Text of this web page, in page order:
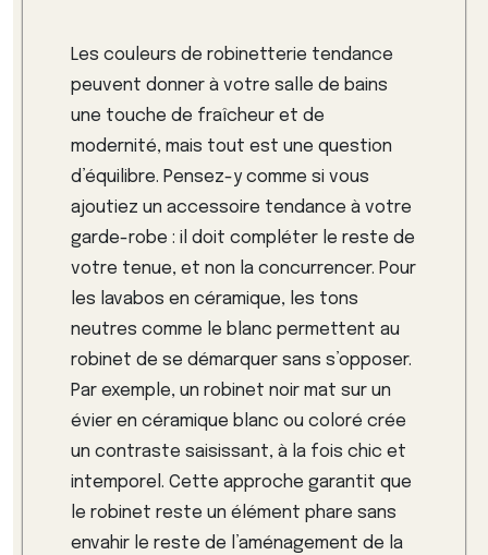
Les couleurs de robinetterie tendance
peuvent donner à votre salle de bains
une touche de fraîcheur et de
modernité, mais tout est une question
d’équilibre. Pensez-y comme si vous
ajoutiez un accessoire tendance à votre
garde-robe : il doit compléter le reste de
votre tenue, et non la concurrencer. Pour
les lavabos en céramique, les tons
neutres comme le blanc permettent au
robinet de se démarquer sans s’opposer.
Par exemple, un robinet noir mat sur un
évier en céramique blanc ou coloré crée
un contraste saisissant, à la fois chic et
intemporel. Cette approche garantit que
le robinet reste un élément phare sans
envahir le reste de l’aménagement de la